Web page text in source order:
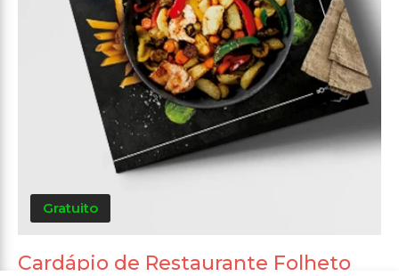
Gratuito
Cardápio de Restaurante Folheto